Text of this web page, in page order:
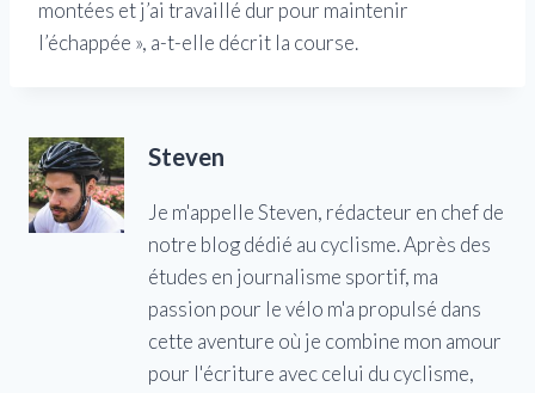
montées et j’ai travaillé dur pour maintenir
l’échappée », a-t-elle décrit la course.
Steven
Je m'appelle Steven, rédacteur en chef de
notre blog dédié au cyclisme. Après des
études en journalisme sportif, ma
passion pour le vélo m'a propulsé dans
cette aventure où je combine mon amour
pour l'écriture avec celui du cyclisme,